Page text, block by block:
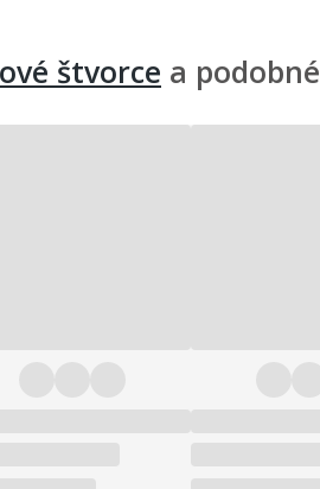
štvorce a podobné